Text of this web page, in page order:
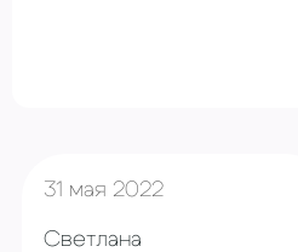
31 мая 2022
Светлана